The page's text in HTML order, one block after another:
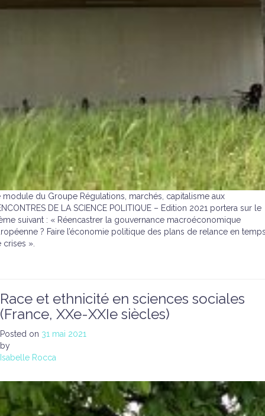
module du Groupe Régulations, marchés, capitalisme aux
DE LA SCIENCE POLITIQUE – Edition 2021 portera sur le
suivant : « Réencastrer la gouvernance macroéconomique
? Faire l’économie politique des plans de relance en
crises ».
Race et ethnicité en sciences sociales
(France, XXe-XXIe siècles)
Posted on 31 mai 2021
by
Isabelle Rocca